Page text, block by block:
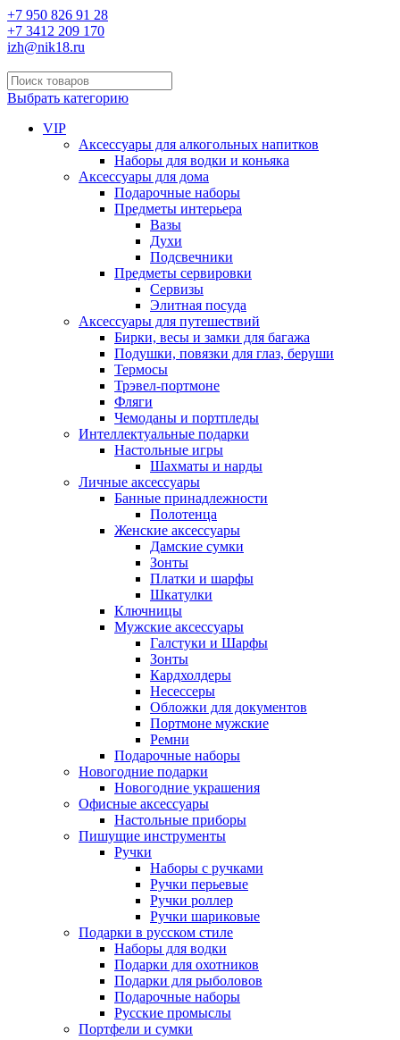
+7 950 826 91 28
+7 3412 209 170
izh@nik18.ru
Выбрать категорию
VIP
Аксессуары для алкогольных напитков
Наборы для водки и коньяка
Аксессуары для дома
Подарочные наборы
Предметы интерьера
Вазы
Духи
Подсвечники
Предметы сервировки
Сервизы
Элитная посуда
Аксессуары для путешествий
Бирки, весы и замки для багажа
Подушки, повязки для глаз, беруши
Термосы
Трэвел-портмоне
Фляги
Чемоданы и портпледы
Интеллектуальные подарки
Настольные игры
Шахматы и нарды
Личные аксессуары
Банные принадлежности
Полотенца
Женские аксессуары
Дамские сумки
Зонты
Платки и шарфы
Шкатулки
Ключницы
Мужские аксессуары
Галстуки и Шарфы
Зонты
Кардхолдеры
Несессеры
Обложки для документов
Портмоне мужские
Ремни
Подарочные наборы
Новогодние подарки
Новогодние украшения
Офисные аксессуары
Настольные приборы
Пишущие инструменты
Ручки
Наборы с ручками
Ручки перьевые
Ручки роллер
Ручки шариковые
Подарки в русском стиле
Наборы для водки
Подарки для охотников
Подарки для рыболовов
Подарочные наборы
Русские промыслы
Портфели и сумки